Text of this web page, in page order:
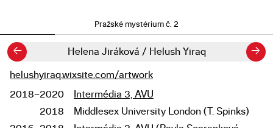
Helena Jiráková / Helush Yiraq
← →
Pražské mystérium č. 2
Odkazy
helushyiraq.wixsite.com/artwork
Studium
2018–2020
Intermédia 3, AVU
2018
Middlesex University London (T. Spinks)